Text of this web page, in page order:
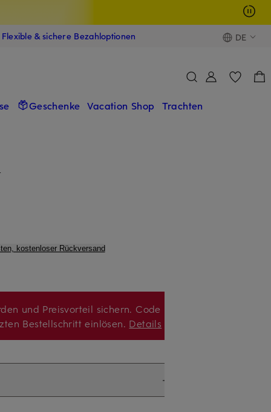
Flexible & sichere Bezahloptionen DE
Geschenke Vacation Shop Trachten
kostenloser Rückversand
und Preisvorteil sichern. Code
Bestellschritt einlösen. Details